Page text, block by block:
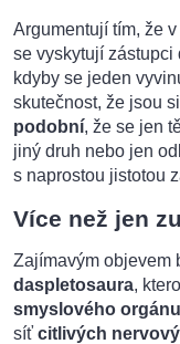
Argumentují tím, že
se vyskytují zástupci
kdyby se jeden
skutečnost, že jsou
podobní, že se jen
jiný druh nebo jen
s naprostou jistotou
Více než jen
Zajímavým objevem
daspletosaura,
smyslového orgánu
síť citlivých